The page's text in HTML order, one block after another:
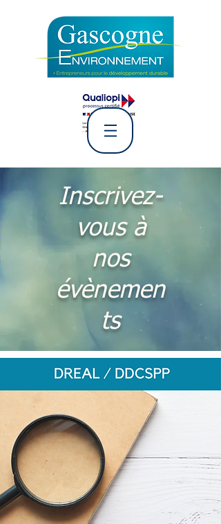
L' Association Gascogne
Environnement
Inscrivez-
vous à
nos
évènemen
ts